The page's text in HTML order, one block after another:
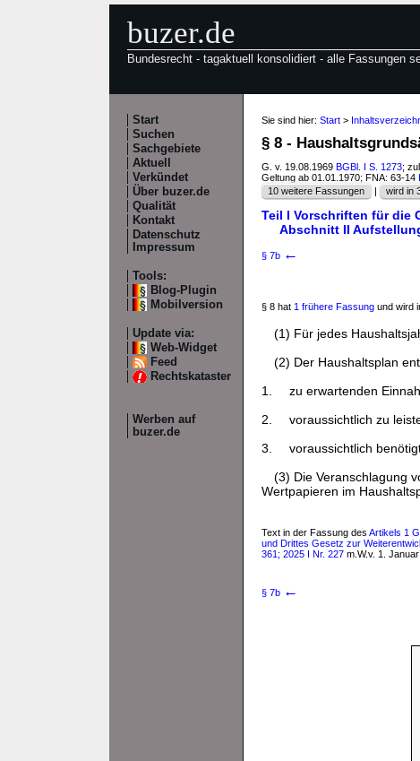
buzer.de
Bundesrecht - tagaktuell konsolidiert - alle Fassungen
Start
Suchen
Sachgebiete
Aktuell
Verkündet
Über buzer.de
Qualität
Kontakt
Datenschutz
Impressum
Tools:
Blog-Plugin
Mobilversion
Update via:
Web-Widget
Feed
Rechtskataster
Werben auf
buzer.de
Sie sind hier: Start >
§ 8 -
G. v. 19.08.1969 BGBl. I S. 1273;
Geltung ab 01.01.1970; FNA: 63-14
10 weitere Fassungen
| wird in
Teil I Vorschriften für die
Abschnitt II
§ 7b ←
§ 8 hat 1 frühere Fassung und wird
(1) Für jedes
(2) Der Haushaltsplan
1.
zu erwartenden
2.
voraussichtlich zu
3.
voraussichtlich
(3) Die Veranschlagung
Wertpapieren im
Text in der Fassung des Artikels 1
und Drittes Gesetz zur
361; 2025 I Nr. 227 m.W.v. 1.
§ 7b ←